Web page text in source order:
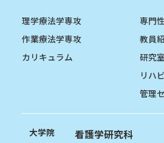
理学療法学専攻
作業療法学専攻
カリキュラム
専門
教員
研究
リハ
管理
大学院
看護学研究科